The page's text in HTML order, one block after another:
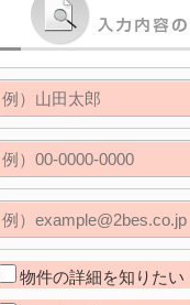
物件の詳細を知りたい